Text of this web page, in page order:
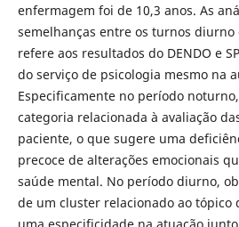
enfermagem foi de 10,3 anos. As
semelhanças entre os turnos
refere aos resultados do DENDO e
do serviço de psicologia mesmo na
Especificamente no período
categoria relacionada à avaliação
paciente, o que sugere uma
precoce de alterações emocionais
saúde mental. No período diurno,
de um cluster relacionado ao tópico